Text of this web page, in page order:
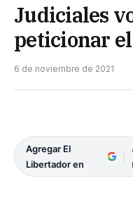
Judiciales
peticionar
6 de noviembre de 2021
Agregar El
Libertador en